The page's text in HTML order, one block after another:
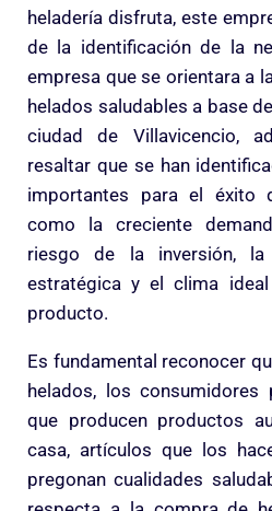
heladería disfruta, este
de la identificación de la
empresa que se orientara a
helados saludables a base
ciudad de Villavicencio,
resaltar que se han
importantes para el éxito
como la creciente
riesgo de la inversión, la
estratégica y el clima
producto.
Es fundamental reconocer
helados, los consumidores
que producen productos
casa, artículos que los
pregonan cualidades